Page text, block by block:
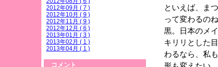
といえば、ま
って変わるの
黒。日本のメ
キリリとした
わるなら、私
2012年09月 ( 7 )
2012年10月 ( 9 )
2012年11月 ( 9 )
2012年12月 ( 6 )
2013年01月 ( 3 )
2013年02月 ( 1 )
2013年04月 ( 1 )
コメント